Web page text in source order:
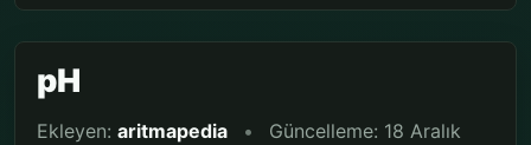
pH
Ekleyen: aritmapedia •
Güncelleme: 18 Aralık